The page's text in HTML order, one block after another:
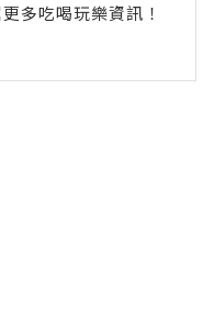
多吃喝玩樂資訊！